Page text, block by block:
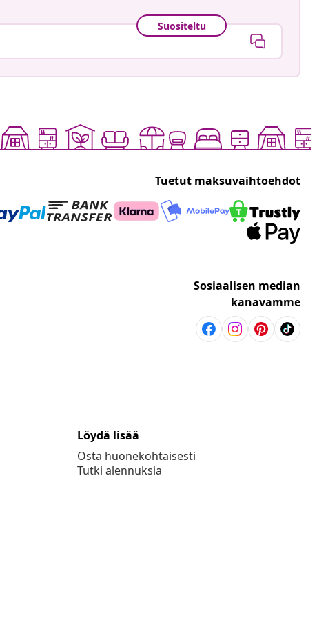
Suositeltu
Tuetut maksuvaihtoehdot
Sosiaalisen median
kanavamme
Löydä lisää
Osta huonekohtaisesti
Tutki alennuksia